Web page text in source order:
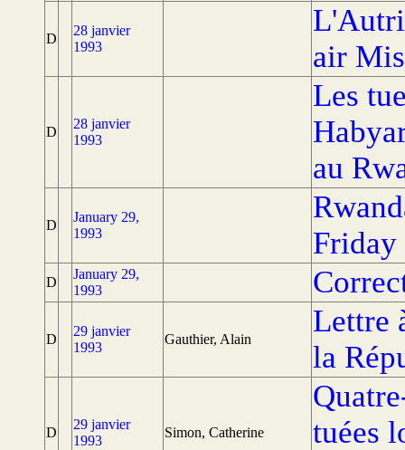
D
28 janvier
1993
air
D
28 janvier
1993
Les
au
D
January 29,
1993
Friday
D
January 29,
1993
D
29 janvier
1993
Gauthier, Alain
Lettre
la
D
29 janvier
1993
Simon, Catherine
tuées